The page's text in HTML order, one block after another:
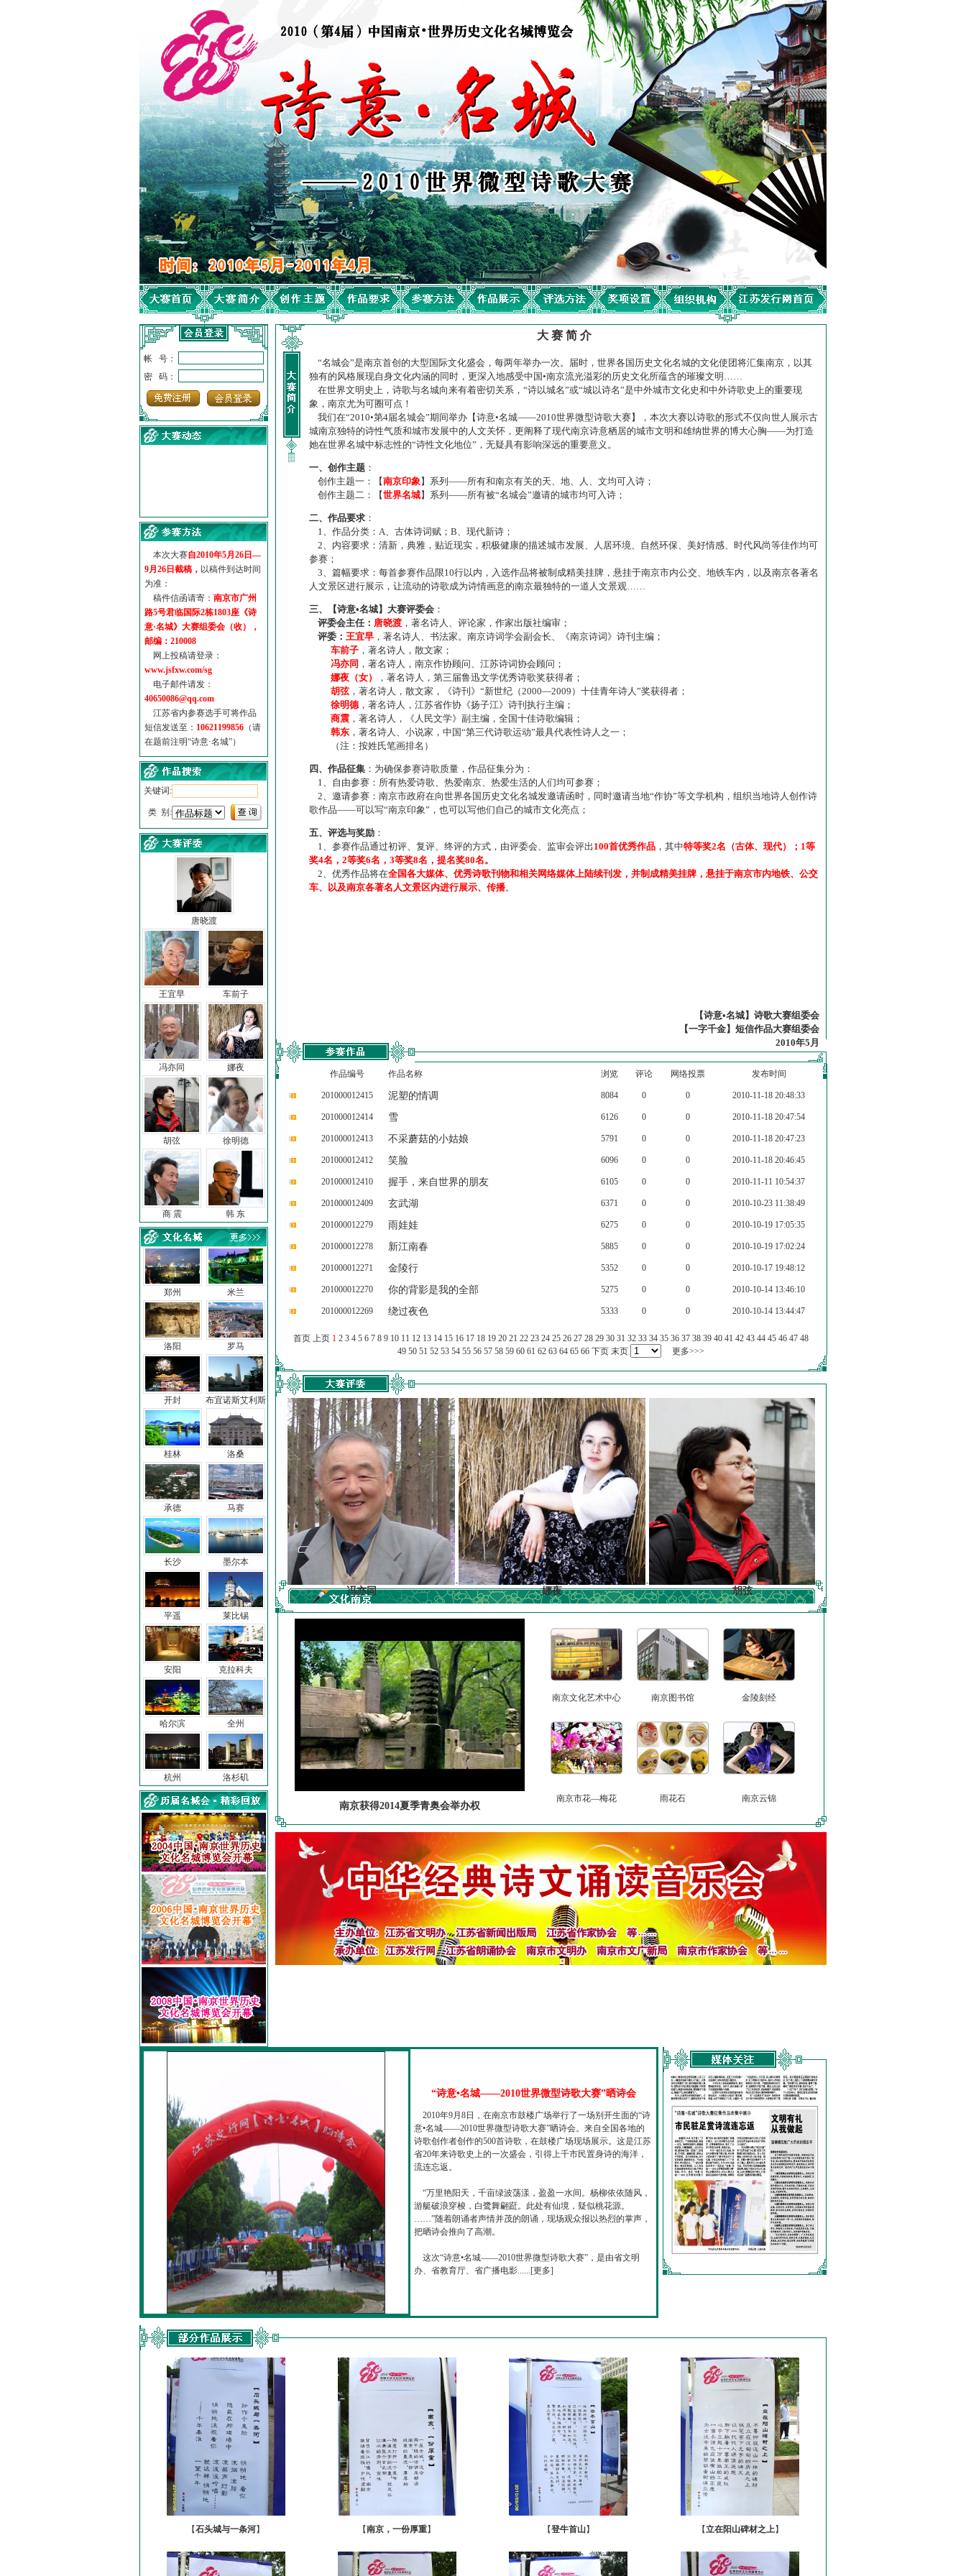
帐 号：
密 码：
诗意名城·地铁时间
·地铁完美呈现【诗意·名城...
参赛作品多达5000多首
“诗意·名城”晒诗会
特别通知--致广大诗词爱好...
本次大赛自2010年5月26日—
9月26日截稿， 以稿件到达时间
为准：
稿件信函请寄： 南京市广州
路5号君临国际2栋1803座《诗
意·名城》大赛组委会（收），
邮编：210008
网上投稿请登录：
www.jsfxw.com/sg
电子邮件请发：
40650086@qq.com
江苏省内参赛选手可将作品
短信发送至： 10621199856 （请
在题前注明“诗意·名城”）
关键词:
类 别:
唐晓渡
王宜早 车前子
冯亦同 娜夜
胡弦 徐明德
商 震 韩 东
郑州
洛阳
开封
桂林
承德
长沙
平遥
安阳
哈尔滨
杭州
米兰
罗马
布宜诺斯艾利斯
洛桑
马赛
墨尔本
莱比锡
克拉科夫
全州
洛杉矶
大 赛 简 介
“名城会”是南京首创的大型国际文化盛会，每两年举办一次。届时，世界各国历史文化名城的文化使团将汇集南京，以其
独有的风格展现自身文化内涵的同时，更深入地感受中国•南京流光溢彩的历史文化所蕴含的璀璨文明……
在世界文明史上，诗歌与名城向来有着密切关系，“诗以城名”或“城以诗名”是中外城市文化史和中外诗歌史上的重要现
象，南京尤为可圈可点！
我们在“2010•第4届名城会”期间举办【诗意•名城——2010世界微型诗歌大赛】，本次大赛以诗歌的形式不仅向世人展示古
城南京独特的诗性气质和城市发展中的人文关怀，更阐释了现代南京诗意栖居的城市文明和雄纳世界的博大心胸——为打造
她在世界名城中标志性的“诗性文化地位”，无疑具有影响深远的重要意义。
一、创作主题 ：
创作主题一：【南京印象】系列——所有和南京有关的天、地、人、文均可入诗；
创作主题二：【世界名城】系列——所有被“名城会”邀请的城市均可入诗；
二、作品要求 ：
1、作品分类：A、古体诗词赋；B、现代新诗；
2、内容要求：清新，典雅，贴近现实，积极健康的描述城市发展、人居环境、自然环保、美好情感、时代风尚等佳作均可
参赛；
3、篇幅要求：每首参赛作品限10行以内，入选作品将被制成精美挂牌，悬挂于南京市内公交、地铁车内，以及南京各著名
人文景区进行展示，让流动的诗歌成为诗情画意的南京最独特的一道人文景观……
三、【诗意•名城】大赛评委会 ：
评委会主任： 唐晓渡 ，著名诗人、评论家，作家出版社编审；
评委： 王宜早 ，著名诗人、书法家。南京诗词学会副会长、《南京诗词》诗刊主编；
车前子 ，著名诗人，散文家；
冯亦同 ，著名诗人，南京作协顾问、江苏诗词协会顾问；
娜夜（女）
，著名诗人，第三届鲁迅文学优秀诗歌奖获得者；
胡弦，著名诗人，散文家，《诗刊》“新世纪（2000—2009）十佳青年诗人”奖获得者；
徐明德，著名诗人，江苏省作协《扬子江》诗刊执行主编；
商震 ，著名诗人，《人民文学》副主编，全国十佳诗歌编辑；
韩东 ，著名诗人、小说家，中国“第三代诗歌运动”最具代表性诗人之一；
（注：按姓氏笔画排名）
四、作品征集 ：为确保参赛诗歌质量，作品征集分为：
1、自由参赛：所有热爱诗歌、热爱南京、热爱生活的人们均可参赛；
2、邀请参赛：南京市政府在向世界各国历史文化名城发邀请函时，同时邀请当地“作协”等文学机构，组织当地诗人创作诗
歌作品——可以写“南京印象”，也可以写他们自己的城市文化亮点；
五、评选与奖励 ：
1、参赛作品通过初评、复评、终评的方式，由评委会、监审会评出 100首优秀作品 ，其中特等奖2名（古体、现代）；1等
奖4名，2等奖6名，3等奖8名，提名奖80名。
2、优秀作品将在全国各大媒体、优秀诗歌刊物和相关网络媒体上陆续刊发，并制成精美挂牌，悬挂于南京市内地铁、公交
车、以及南京各著名人文景区内进行展示、传播。
【诗意•名城】诗歌大赛组委会
【一字千金】短信作品大赛组委会
2010年5月
作品编号 作品名称 浏览 评论 网络投票 发布时间
201000012415 泥塑的情调 8084 0 0 2010-11-18 20:48:33
201000012414 雪 6126 0 0 2010-11-18 20:47:54
201000012413 不采蘑菇的小姑娘 5791 0 0 2010-11-18 20:47:23
201000012412 笑脸 6096 0 0 2010-11-18 20:46:45
201000012410 握手，来自世界的朋友 6105 0 0 2010-11-11 10:54:37
201000012409 玄武湖 6371 0 0 2010-10-23 11:38:49
201000012279 雨娃娃 6275 0 0 2010-10-19 17:05:35
201000012278 新江南春 5885 0 0 2010-10-19 17:02:24
201000012271 金陵行 5352 0 0 2010-10-17 19:48:12
201000012270 你的背影是我的全部 5275 0 0 2010-10-14 13:46:10
201000012269 绕过夜色 5333 0 0 2010-10-14 13:44:47
首页 上页 1 2 3 4 5 6 7 8 9 10 11 12 13 14 15 16 17 18 19 20 21 22 23 24 25 26 27 28 29 30 31 32 33 34 35 36 37 38 39 40 41 42 43 44 45 46 47 48
49 50 51 52 53 54 55 56 57 58 59 60 61 62 63 64 65 66 下页 末页 更多>>>
车前子 冯亦同 娜夜 胡弦
南京文化艺术中心 南京图书馆 金陵刻经
南京市花—梅花 雨花石 南京云锦
南京获得2014夏季青奥会举办权
“诗意•名城——2010世界微型诗歌大赛”晒诗会
2010年9月8日，在南京市鼓楼广场举行了一场别开生面的“诗
意•名城——2010世界微型诗歌大赛”晒诗会。来自全国各地的
诗歌创作者创作的500首诗歌，在鼓楼广场现场展示。这是江苏
省20年来诗歌史上的一次盛会，引得上千市民置身诗的海洋，
流连忘返。
“万里艳阳天，千亩绿波荡漾，盈盈一水间。杨柳依依随风，
游艇破浪穿梭，白鹭舞翩跹。此处有仙境，疑似桃花源。
……”随着朗诵者声情并茂的朗诵，现场观众报以热烈的掌声，
把晒诗会推向了高潮。
这次“诗意•名城——2010世界微型诗歌大赛”，是由省文明
办、省教育厅、省广播电影......[更多]
【石头城与一条河】 【南京，一份厚重】 【登牛首山】 【立在阳山碑材之上】